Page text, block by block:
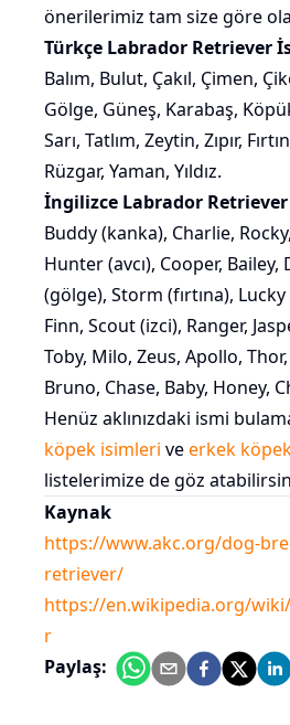
önerilerimiz tam size göre
Türkçe Labrador Retriever
Balım, Bulut, Çakıl, Çimen,
Gölge, Güneş, Karabaş,
Sarı, Tatlım, Zeytin, Zıpır,
Rüzgar, Yaman, Yıldız.
İngilizce Labrador
Buddy (kanka), Charlie,
Hunter (avcı), Cooper, Bailey,
(gölge), Storm (fırtına), Lucky
Finn, Scout (izci), Ranger,
Toby, Milo, Zeus, Apollo,
Bruno, Chase, Baby, Honey,
Henüz aklınızdaki ismi
köpek isimleri veerkek
listelerimize de göz
Kaynak
https://www.akc.org/dog-
retriever/
https://en.wikipedia.org/
r
Paylaş: